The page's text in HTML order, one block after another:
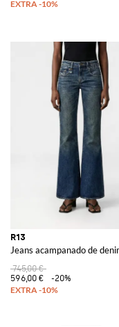
R13
Jeans acampanado de
745,00 €
596,00 €
-20%